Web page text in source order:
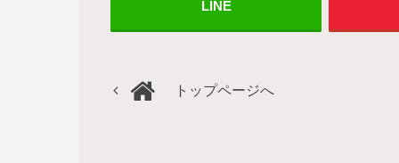
LINE
トップページへ